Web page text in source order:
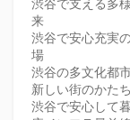
渋谷で支える多
来
渋谷で安心充実
場
渋谷の多文化都
新しい街のかたち
渋谷で安心して